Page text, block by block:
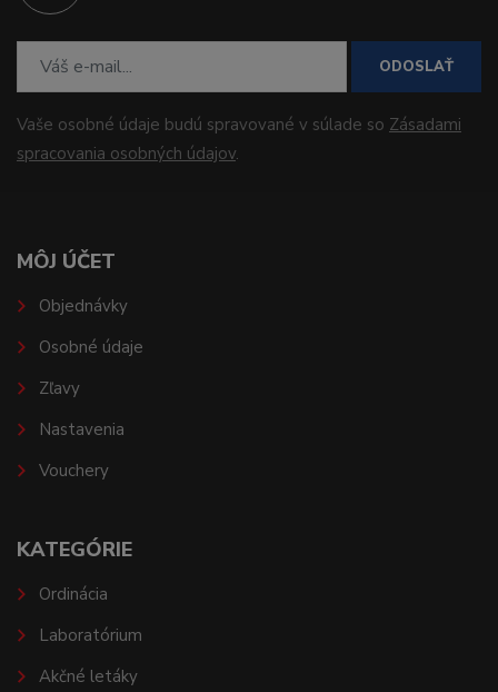
ODOSLAŤ
Vaše osobné údaje budú spravované v súlade so Zásadami
spracovania osobných údajov.
MÔJ ÚČET
Objednávky
Osobné údaje
Zľavy
Nastavenia
Vouchery
KATEGÓRIE
Ordinácia
Laboratórium
Akčné letáky